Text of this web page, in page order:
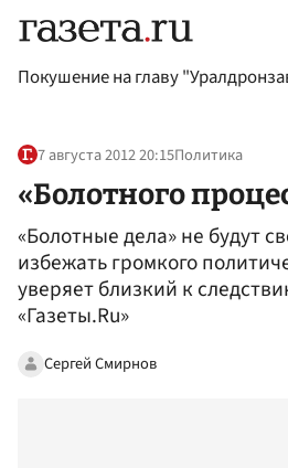
Покушение на главу
7 августа 2012 20:15Политика
«Болотного
«Болотные дела» не будут
избежать громкого
уверяет близкий к
«Газеты.Ru»
Сергей Смирнов